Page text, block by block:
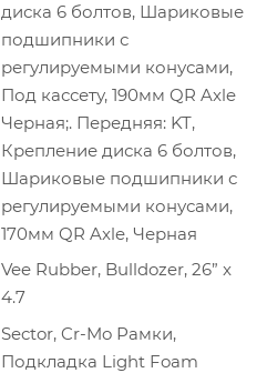
диска 6 болтов, Шариковые
подшипники с
регулируемыми конусами,
Под кассету, 190мм QR Axle
Черная;. Передняя: KT,
Крепление диска 6 болтов,
Шариковые подшипники с
регулируемыми конусами,
170мм QR Axle, Черная
Vee Rubber, Bulldozer, 26” x
4.7
Sector, Cr-Mo Рамки,
Подкладка Light Foam